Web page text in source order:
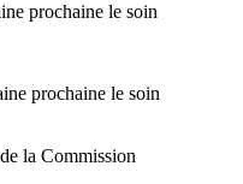
prochaine le soin
prochaine le soin
la Commission